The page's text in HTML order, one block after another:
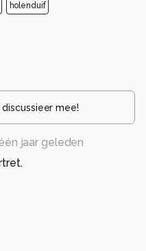
holenduif
discussieer mee!
jaar geleden